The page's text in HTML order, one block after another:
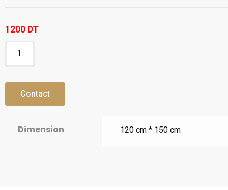
1200 DT
Contact
Dimension 120 cm * 150 cm